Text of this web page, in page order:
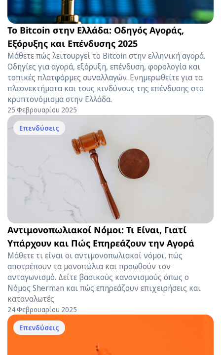
Το Bitcoin στην Ελλάδα: Οδηγός Αγοράς,
Εξόρυξης και Επένδυσης 2025
Μάθετε πώς λειτουργεί το Bitcoin στην ελληνική αγορά.
Οδηγίες για αγορά, εξόρυξη, επένδυση, φορολογία και
τοπικές πλατφόρμες συναλλαγών. Ενημερωθείτε για τα
πλεονεκτήματα και τους κινδύνους της επένδυσης στο
κρυπτονόμισμα στην Ελλάδα.
25 Φεβρουαρίου 2025
Επενδύσεις
Αντιμονοπωλιακοί Νόμοι: Τι Είναι, Γιατί
Υπάρχουν και Πώς Επηρεάζουν την Αγορά
Μάθετε τι είναι οι αντιμονοπωλιακοί νόμοι, πώς
αποτρέπουν τα μονοπώλια και προωθούν τον
ανταγωνισμό. Δείτε βασικούς κανονισμούς όπως ο
Νόμος Sherman και πώς επηρεάζουν επιχειρήσεις και
καταναλωτές.
24 Φεβρουαρίου 2025
Επενδύσεις